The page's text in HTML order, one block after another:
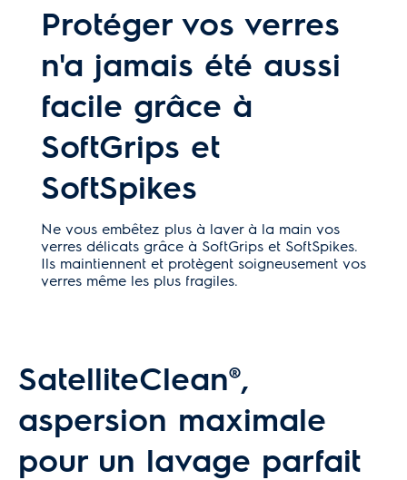
Protéger vos verres
n'a jamais été aussi
facile grâce à
SoftGrips et
SoftSpikes
Ne vous embêtez plus à laver à la main vos
verres délicats grâce à SoftGrips et SoftSpikes.
Ils maintiennent et protègent soigneusement vos
verres même les plus fragiles.
SatelliteClean®,
aspersion maximale
pour un lavage parfait